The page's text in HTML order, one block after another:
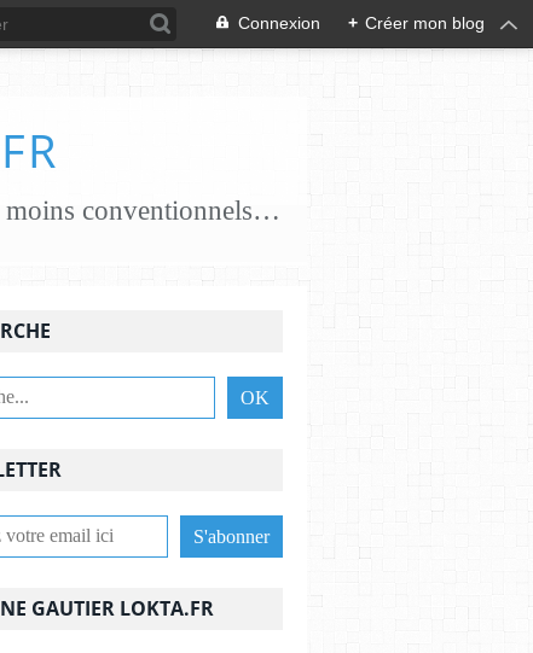
Connexion + Créer mon blog
je crée des papiers papiers classiques coton, chanvre, lin, abaca ..... papiers moins conventionnels zostères, algues vertes, champignons... j'essaie de croiser les savoir-faire avec des feutrières, tisserandes, brodeuses, associant alors fibres textiles et papetières pour une nouvelle alliance c'est une aventure , une recherche passionnante et je le crains sans fin ,........................
GAUTIER LOKTA.FR